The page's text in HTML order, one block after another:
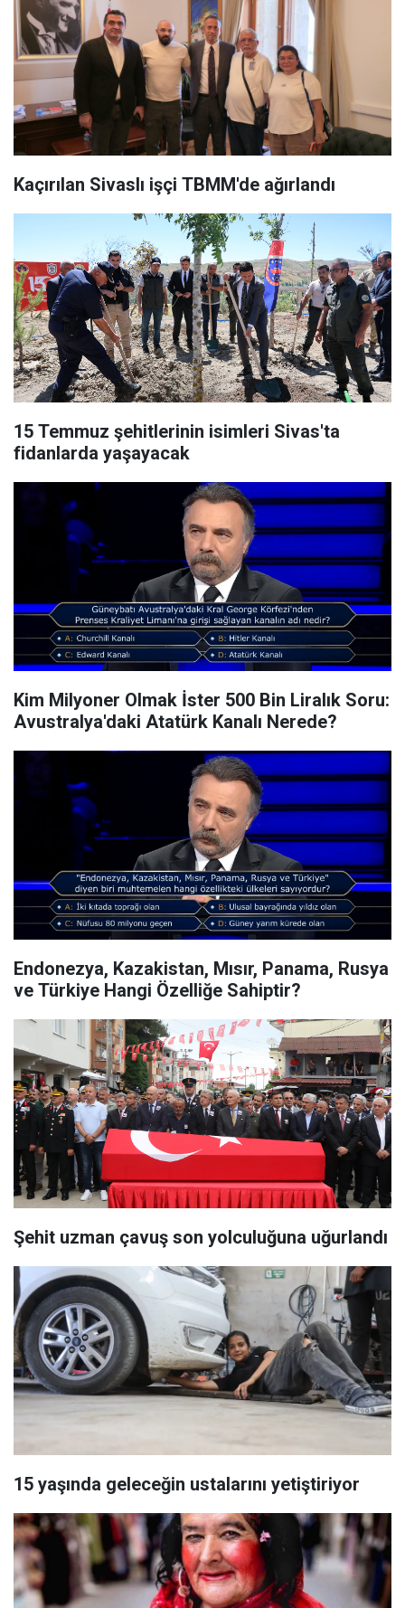
Kaçırılan Sivaslı işçi TBMM'de ağırlandı
15 Temmuz şehitlerinin isimleri Sivas'ta
fidanlarda yaşayacak
Kim Milyoner Olmak İster 500 Bin Liralık Soru:
Avustralya'daki Atatürk Kanalı Nerede?
Endonezya, Kazakistan, Mısır, Panama, Rusya
ve Türkiye Hangi Özelliğe Sahiptir?
Şehit uzman çavuş son yolculuğuna uğurlandı
15 yaşında geleceğin ustalarını yetiştiriyor